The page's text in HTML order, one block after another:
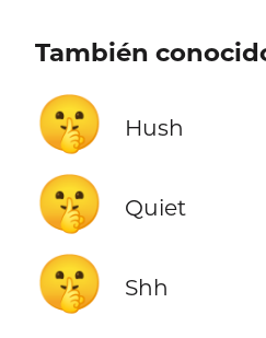
También
🤫 Hush
🤫 Quiet
🤫 Shh